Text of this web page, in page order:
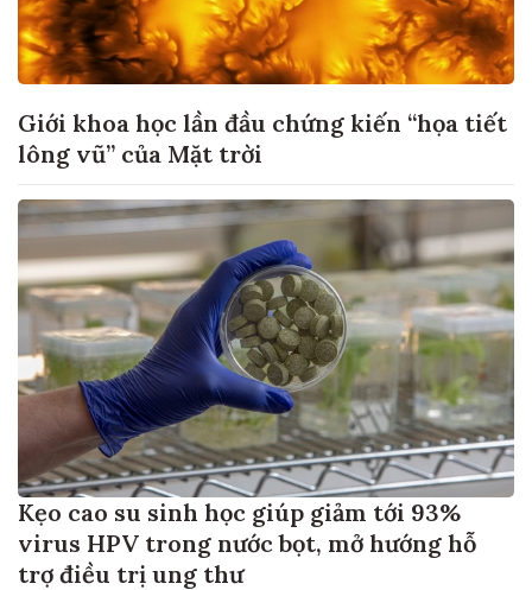
Giới khoa học lần đầu chứng kiến “họa tiết
lông vũ” của Mặt trời
Kẹo cao su sinh học giúp giảm tới 93%
virus HPV trong nước bọt, mở hướng hỗ
trợ điều trị ung thư